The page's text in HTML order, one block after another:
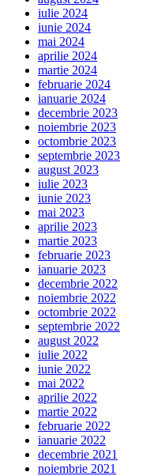
iulie 2024
iunie 2024
mai 2024
aprilie 2024
martie 2024
februarie 2024
ianuarie 2024
decembrie 2023
noiembrie 2023
octombrie 2023
septembrie 2023
august 2023
iulie 2023
iunie 2023
mai 2023
aprilie 2023
martie 2023
februarie 2023
ianuarie 2023
decembrie 2022
noiembrie 2022
octombrie 2022
septembrie 2022
august 2022
iulie 2022
iunie 2022
mai 2022
aprilie 2022
martie 2022
februarie 2022
ianuarie 2022
decembrie 2021
noiembrie 2021